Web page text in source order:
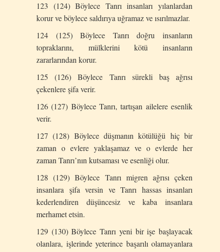
123 (124) Böylece Tanrı insanları yılanlardan
korur ve böylece saldırıya uğramaz ve ısırılmazlar.
124 (125) Böylece Tanrı doğru insanların
topraklarını, mülklerini kötü insanların
zararlarından korur.
125 (126) Böylece Tanrı sürekli baş ağrısı
çekenlere şifa verir.
126 (127) Böylece Tanrı, tartışan ailelere esenlik
verir.
127 (128) Böylece düşmanın kötülüğü hiç bir
zaman o evlere yaklaşamaz ve o evlerde her
zaman Tanrı’nın kutsaması ve esenliği olur.
128 (129) Böylece Tanrı migren ağrısı çeken
insanlara şifa versin ve Tanrı hassas insanları
kederlendiren düşüncesiz ve kaba insanlara
merhamet etsin.
129 (130) Böylece Tanrı yeni bir işe başlayacak
olanlara, işlerinde yeterince başarılı olamayanlara